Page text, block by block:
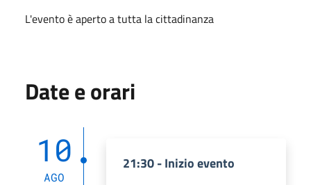
L'evento è aperto a tutta la cittadinanza
Date e orari
10
AGO
21:30 - Inizio evento